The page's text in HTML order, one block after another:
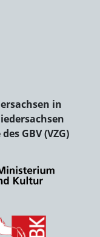
in
GBV (VZG)